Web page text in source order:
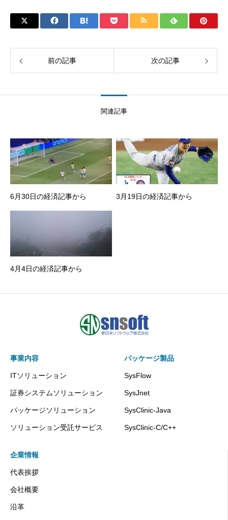
前の記事 次の記事
関連記事
6月30日の経済記事から 3月19日の経済記事から
4月4日の経済記事から
事業内容
ITソリューション
証券システムソリューション
パッケージソリューション
ソリューション受託サービス
パッケージ製品
SysFlow
SysJnet
SysClinic-Java
SysClinic-C/C++
企業情報
代表挨拶
会社概要
沿革